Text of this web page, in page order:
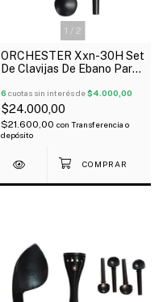
1 / 2
ORCHESTER Xxn-30H Set
De Clavijas De Ebano Para
6 cuotas sin interés de$4.000,00
$24.000,00
$21.600,00 con Transferencia o
depósito